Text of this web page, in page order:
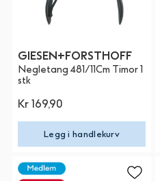
GIESEN+FORSTHOFF
Negletang 481/11Cm Timor 1
stk
Kr 169,90
Legg i handlekurv